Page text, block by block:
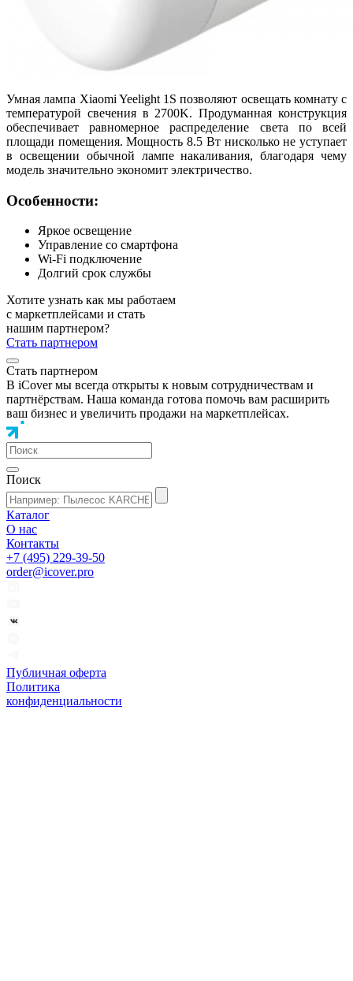
Умная лампа Xiaomi Yeelight 1S позволяют освещать комнату с
температурой свечения в 2700K. Продуманная конструкция
обеспечивает равномерное распределение света по всей
площади помещения. Мощность 8.5 Вт нисколько не уступает
в освещении обычной лампе накаливания, благодаря чему
модель значительно экономит электричество.
Особенности:
Яркое освещение
Управление со смартфона
Wi-Fi подключение
Долгий срок службы
Хотите узнать как мы работаем
с маркетплейсами и стать
нашим партнером?
Стать партнером
Стать партнером
В iCover мы всегда открыты к новым сотрудничествам и
партнёрствам. Наша команда готова помочь вам расширить
ваш бизнес и увеличить продажи на маркетплейсах.
Поиск
Каталог
О нас
Контакты
+7 (495) 229-39-50
order@icover.pro
Публичная оферта
Политика
конфиденциальности